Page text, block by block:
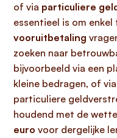
of via particuliere
essentieel is om
vooruitbetaling
zoeken naar
bijvoorbeeld via een
kleine bedragen, of
particuliere
houdend met de
euro voor dergelijke